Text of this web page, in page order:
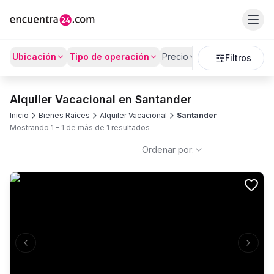
Ubicación Tipo de operación Precio Recámaras
Filtros
Alquiler Vacacional en Santander
Inicio Bienes Raíces Alquiler Vacacional
Santander
Mostrando 1 - 1 de más de 1 resultados
Ordenar por:
Previous slide Next